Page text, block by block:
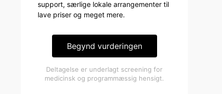
support, særlige lokale arrangementer til
lave priser og meget mere.
Begynd vurderingen
Deltagelse er underlagt screening for
medicinsk og programmæssig hensigt.